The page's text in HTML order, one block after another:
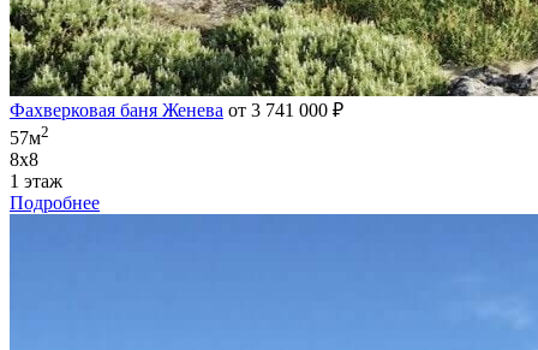
Фахверковая баня Женева от 3 741 000 ₽
57м2
8х8
1 этаж
Подробнее